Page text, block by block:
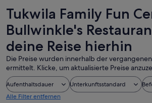
Tukwila Family Fun
Bullwinkle's
deine Reise hierhin
Die Preise wurden innerhalb der
ermittelt. Klicke, um aktualisierte Preise
Aufenthaltsdauer Unterkunftsstandard
Alle Filter entfernen